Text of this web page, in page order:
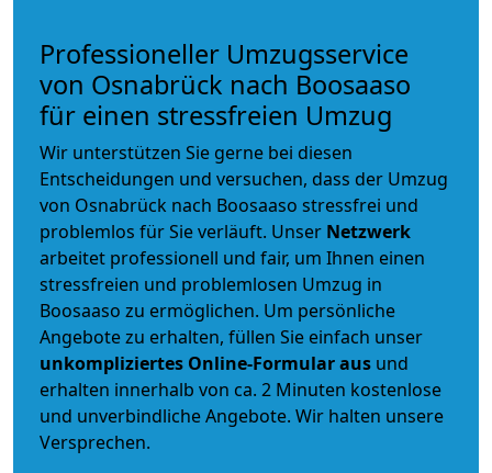
Professioneller Umzugsservice
von Osnabrück nach Boosaaso
für einen stressfreien Umzug
Wir unterstützen Sie gerne bei diesen
Entscheidungen und versuchen, dass der Umzug
von Osnabrück nach Boosaaso stressfrei und
problemlos für Sie verläuft. Unser Netzwerk
arbeitet professionell und fair, um Ihnen einen
stressfreien und problemlosen Umzug in
Boosaaso zu ermöglichen. Um persönliche
Angebote zu erhalten, füllen Sie einfach unser
unkompliziertes Online-Formular aus und
erhalten innerhalb von ca. 2 Minuten kostenlose
und unverbindliche Angebote. Wir halten unsere
Versprechen.